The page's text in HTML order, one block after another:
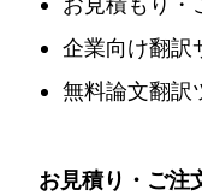
企業向け翻訳
無料論文翻訳
お見積り・ご注